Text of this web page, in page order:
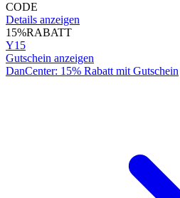
CODE
Details anzeigen
15%RABATT
Y15
Gutschein anzeigen
DanCenter: 15% Rabatt mit Gutschein